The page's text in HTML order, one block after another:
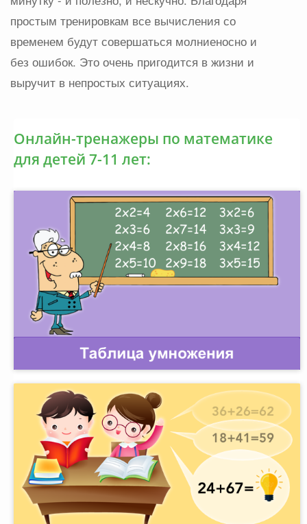
простым тренировкам все вычисления со
временем будут совершаться молниеносно и
без ошибок. Это очень пригодится в жизни и
выручит в непростых ситуациях.
Онлайн-тренажеры по математике
для детей 7-11 лет: